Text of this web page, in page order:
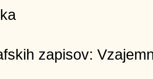
zapisov: